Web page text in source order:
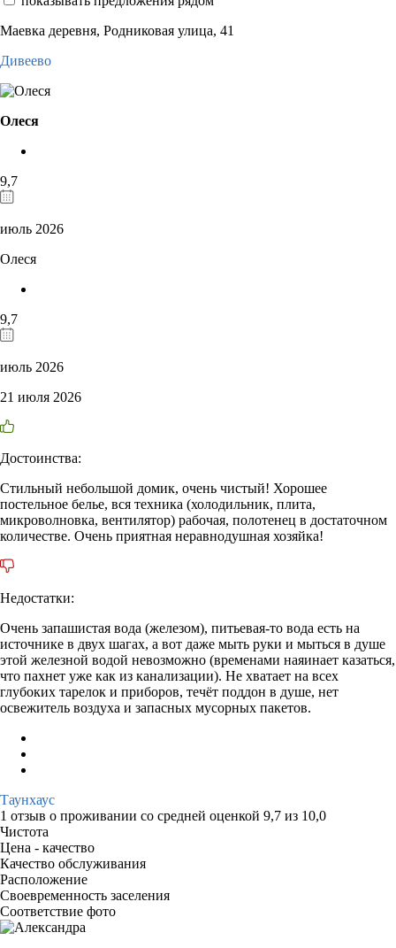
Маевка деревня, Родниковая улица, 41
Дивеево
Олеся
9,7
июль 2026
Олеся
9,7
июль 2026
21 июля 2026
Достоинства:
Стильный небольшой домик, очень чистый! Хорошее
постельное белье, вся техника (холодильник, плита,
микроволновка, вентилятор) рабочая, полотенец в достаточном
количестве. Очень приятная неравнодушная хозяйка!
Недостатки:
Очень запашистая вода (железом), питьевая-то вода есть на
источнике в двух шагах, а вот даже мыть руки и мыться в душе
этой железной водой невозможно (временами наяинает казаться,
что пахнет уже как из канализации). Не хватает на всех
глубоких тарелок и приборов, течёт поддон в душе, нет
освежитель воздуха и запасных мусорных пакетов.
Таунхаус
1 отзыв о проживании со средней оценкой 9,7 из 10,0
Чистота
Цена - качество
Качество обслуживания
Расположение
Своевременность заселения
Соответствие фото